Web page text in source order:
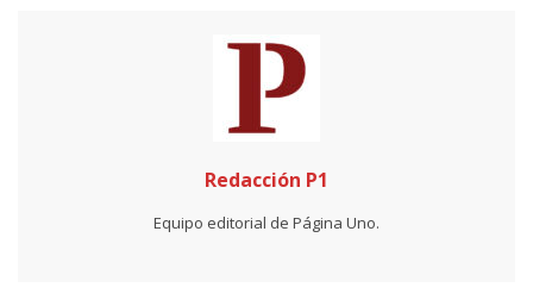
Redacción P1
Equipo editorial de Página Uno.